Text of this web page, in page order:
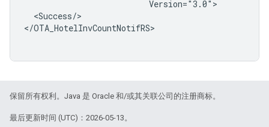
<Success/>
</OTA_HotelInvCountNotifRS>
保留所有权利。Java 是 Oracle 和/或其关联公司的注册商标。
最后更新时间 (UTC)：2026-05-13。